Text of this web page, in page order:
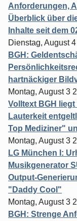
Anforderungen,
Überblick über
Inhalte seit dem
Dienstag, August
BGH:
hartnäckiger
Montag, August 3
Volltext BGH
Lauterkeit
Top Mediziner"
Montag, August 3
LG München I:
Musikgenerator
Output-
"Daddy Cool"
Montag, August 3
BGH: Strenge